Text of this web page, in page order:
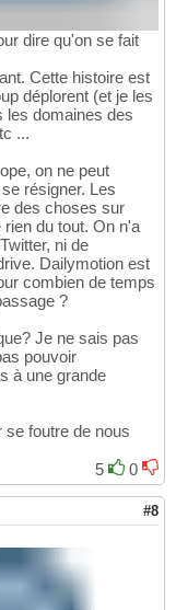
dire qu'on se fait
Cette histoire est
déplorent (et je les
les domaines des
...
on ne peut
résigner. Les
des choses sur
du tout. On n'a
ni de
Dailymotion est
combien de temps
?
Je ne sais pas
pouvoir
à une grande
se foutre de nous
5
0
#8